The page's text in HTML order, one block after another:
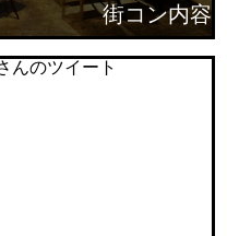
街コン内容
んのツイート